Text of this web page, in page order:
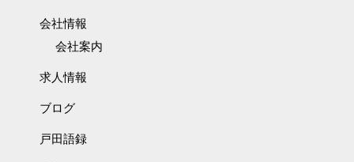
会社情報
会社案内
求人情報
ブログ
戸田語録